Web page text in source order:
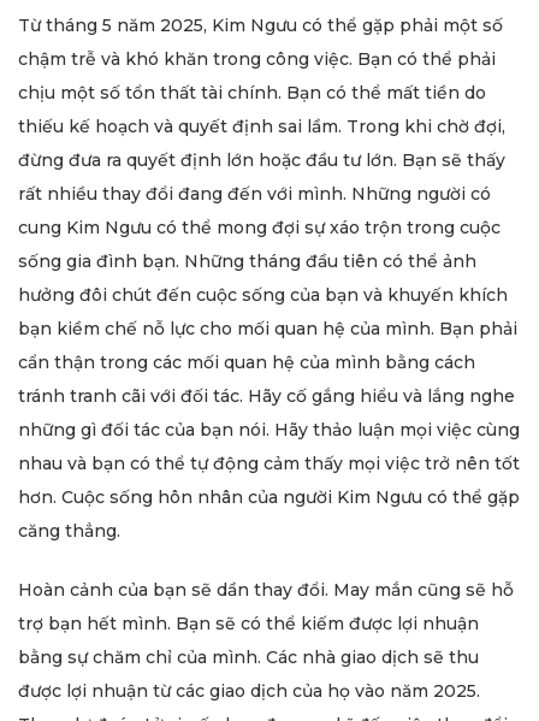
Từ tháng 5 năm 2025, Kim Ngưu có thể gặp phải một số
chậm trễ và khó khăn trong công việc. Bạn có thể phải
chịu một số tổn thất tài chính. Bạn có thể mất tiền do
thiếu kế hoạch và quyết định sai lầm. Trong khi chờ đợi,
đừng đưa ra quyết định lớn hoặc đầu tư lớn. Bạn sẽ thấy
rất nhiều thay đổi đang đến với mình. Những người có
cung Kim Ngưu có thể mong đợi sự xáo trộn trong cuộc
sống gia đình bạn. Những tháng đầu tiên có thể ảnh
hưởng đôi chút đến cuộc sống của bạn và khuyến khích
bạn kiềm chế nỗ lực cho mối quan hệ của mình. Bạn phải
cẩn thận trong các mối quan hệ của mình bằng cách
tránh tranh cãi với đối tác. Hãy cố gắng hiểu và lắng nghe
những gì đối tác của bạn nói. Hãy thảo luận mọi việc cùng
nhau và bạn có thể tự động cảm thấy mọi việc trở nên tốt
hơn. Cuộc sống hôn nhân của người Kim Ngưu có thể gặp
căng thẳng.
Hoàn cảnh của bạn sẽ dần thay đổi. May mắn cũng sẽ hỗ
trợ bạn hết mình. Bạn sẽ có thể kiếm được lợi nhuận
bằng sự chăm chỉ của mình. Các nhà giao dịch sẽ thu
được lợi nhuận từ các giao dịch của họ vào năm 2025.